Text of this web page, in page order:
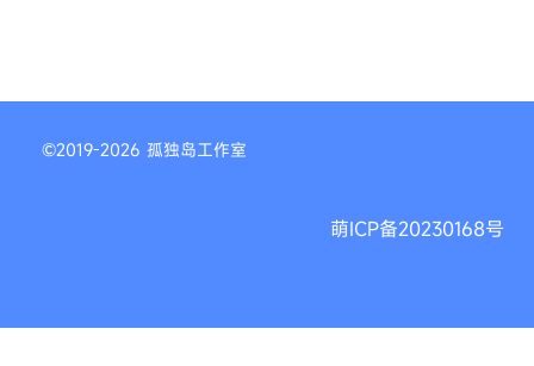
©2019-2026 孤独岛工作室
萌ICP备20230168号